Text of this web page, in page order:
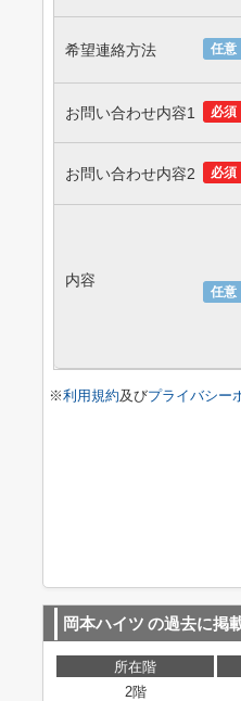
任意
希望連絡方法
必須
お問い合わせ内容1
必須
お問い合わせ内容2
任意
内容
※利用規約及びプライバシー
岡本ハイツ の過去に掲
所在階
2階